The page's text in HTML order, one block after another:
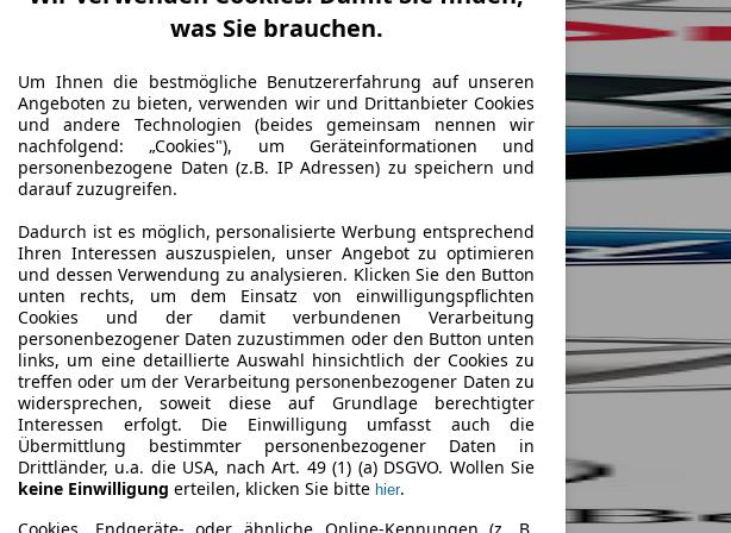
was Sie brauchen.
Um Ihnen die bestmögliche Benutzererfahrung auf unseren
Angeboten zu bieten, verwenden wir und Drittanbieter Cookies
und andere Technologien (beides gemeinsam nennen wir
nachfolgend: „Cookies"), um Geräteinformationen und
personenbezogene Daten (z.B. IP Adressen) zu speichern und
darauf zuzugreifen.
Dadurch ist es möglich, personalisierte Werbung entsprechend
Ihren Interessen auszuspielen, unser Angebot zu optimieren
und dessen Verwendung zu analysieren. Klicken Sie den Button
unten rechts, um dem Einsatz von einwilligungspflichten
Cookies und der damit verbundenen Verarbeitung
personenbezogener Daten zuzustimmen oder den Button unten
links, um eine detaillierte Auswahl hinsichtlich der Cookies zu
treffen oder um der Verarbeitung personenbezogener Daten zu
widersprechen, soweit diese auf Grundlage berechtigter
Interessen erfolgt. Die Einwilligung umfasst auch die
Übermittlung bestimmter personenbezogener Daten in
Drittländer, u.a. die USA, nach Art. 49 (1) (a) DSGVO. Wollen Sie
keine Einwilligung erteilen, klicken Sie bitte hier.